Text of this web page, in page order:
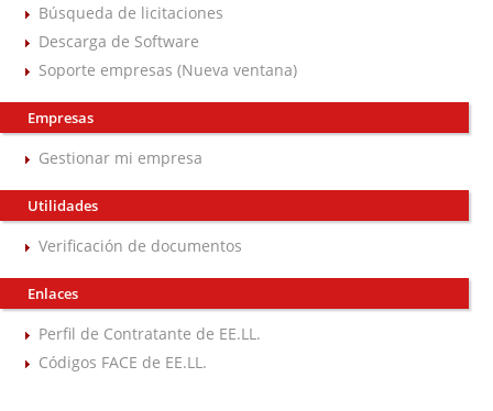
Búsqueda de licitaciones
Descarga de Software
Soporte empresas (Nueva ventana)
Empresas
Gestionar mi empresa
Utilidades
Verificación de documentos
Enlaces
Perfil de Contratante de EE.LL.
Códigos FACE de EE.LL.